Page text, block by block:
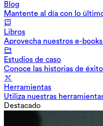
Blog
Mantente al día con lo
Libros
Aprovecha nuestros e-
Estudios de caso
Conoce las historias de
Herramientas
Utiliza nuestras
Destacado